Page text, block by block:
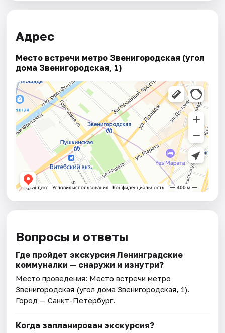
Адрес
Место встречи метро Звенигородская (угол
дома Звенигородская, 1)
Вопросы и ответы
Где пройдет экскурсия Ленинградские
коммуналки — снаружи и изнутри?
Место проведения: Место встречи метро
Звенигородская (угол дома Звенигородская, 1).
Город — Санкт-Петербург.
Когда запланирован экскурсия?